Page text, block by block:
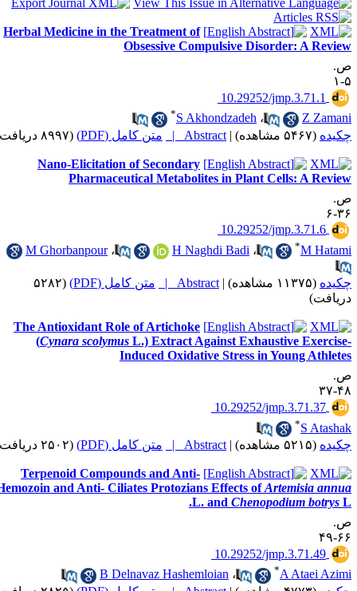
Herbal Medicine in the Treatment of
Obsessive Compulsive Disorder: A
‎ 10.29252/jmp.3.71.1
Z
،S Akhondzadeh
*
(۵۴۶۷ مشاهده) |
Abstract | متن کامل (PDF) (۸۹۹۷ دریافت)
Nano-Elicitation of Secondary
Pharmaceutical Metabolites in Plant Cells: A
‎ 10.29252/jmp.3.71.6
M
* ،H Naghdi Badi ،M Ghorbanpour
(۱۱۳۷۵ مشاهده) |
Abstract | متن کامل (PDF)
(۵۲۸۲
The Antioxidant Role of Artichoke
(Cynara scolymus L.) Extract Against Exhaustive
Induced Oxidative Stress in Young
‎ 10.29252/jmp.3.71.37
S
*
(۵۲۱۵ مشاهده) |
Abstract | متن کامل (PDF) (۲۵۰۲ دریافت)
Terpenoid Compounds and Anti-
Hemozoin and Anti- Ciliates Protozians Effects ofArtemisia
L. andChenopodium
‎ 10.29252/jmp.3.71.49
A Ataei
* ،B Delnavaz Hashemloian